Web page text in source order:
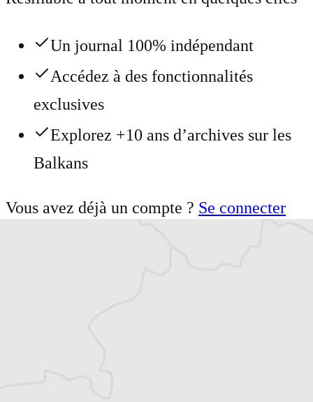
Un journal 100% indépendant
Accédez à des fonctionnalités
exclusives
Explorez +10 ans d’archives sur les
Balkans
Vous avez déjà un compte ? Se connecter